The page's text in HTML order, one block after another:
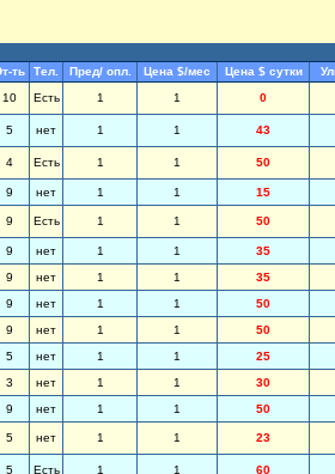
ть Тел. Пред/ опл. Цена $/мес Цена $ сутки
10 Есть 1 1 0
5 нет 1 1 43
4 Есть 1 1 50
9 нет 1 1 15
9 Есть 1 1 50
9 нет 1 1 35
9 нет 1 1 35
9 нет 1 1 50
9 нет 1 1 50
5 нет 1 1 25
3 нет 1 1 30
9 нет 1 1 50
5 нет 1 1 23
5 Есть 1 1 60